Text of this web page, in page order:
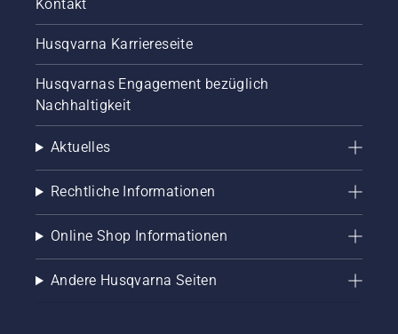
Kontakt
Husqvarna Karriereseite
Husqvarnas Engagement bezüglich
Nachhaltigkeit
Aktuelles
Rechtliche Informationen
Online Shop Informationen
Andere Husqvarna Seiten